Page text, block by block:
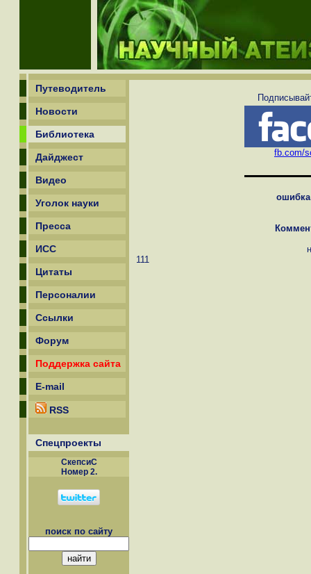
Путеводитель
Новости
Библиотека
Дайджест
Видео
Уголок науки
Пресса
ИСС
Цитаты
Персоналии
Ссылки
Форум
Поддержка сайта
E-mail
RSS
Спецпроекты
СкепсиС
Номер 2.
поиск по сайту
fb.com/
111